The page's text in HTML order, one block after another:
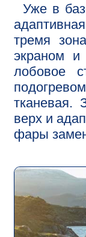
Уже в
тремя
экраном и
лобовое
тканевая.
верх и
фары